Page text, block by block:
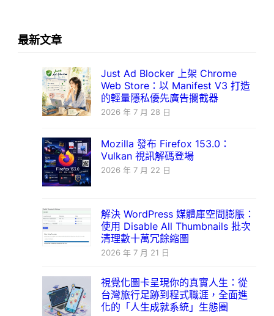
最新文章
Just Ad Blocker 上架 Chrome
Web Store：以 Manifest V3 打造
的輕量隱私優先廣告攔截器
2026 年 7 月 28 日
Mozilla 發布 Firefox 153.0：
Vulkan 視訊解碼登場
2026 年 7 月 22 日
解決 WordPress 媒體庫空間膨脹：
使用 Disable All Thumbnails 批次
清理數十萬冗餘縮圖
2026 年 7 月 21 日
視覺化圖卡呈現你的真實人生：從
台灣旅行足跡到程式職涯，全面進
化的「人生成就系統」生態圈